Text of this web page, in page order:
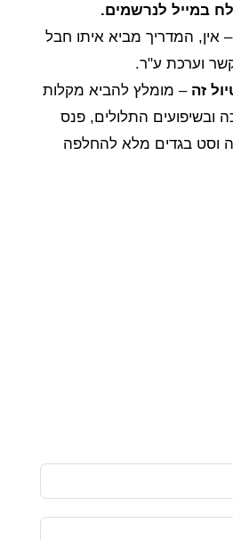
במייל לנרשמים.
– אין, המדריך מביא איתו חבל
וערכת ע"ר.
זה – מומלץ להביא מקלות
ובשיפועים התלולים, פנס
וסט בגדים מלא להחלפה